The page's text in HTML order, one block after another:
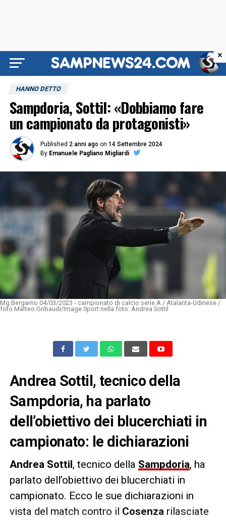
HANNO DETTO
Sampdoria, Sottil: «Dobbiamo fare
un campionato da protagonisti»
Published 2 anni ago on 14 Settembre 2024
By Emanuele Pagliano Migliardi
Mg Bergamo 04/03/2023 - campionato di calcio serie A / Atalanta-Udinese /
foto Matteo Gribaudi/Image Sport nella foto: Andrea Sottil
Andrea Sottil, tecnico della
Sampdoria, ha parlato
dell’obiettivo dei blucerchiati in
campionato: le dichiarazioni
Andrea Sottil, tecnico della Sampdoria, ha
parlato dell’obiettivo dei blucerchiati in
campionato. Ecco le sue dichiarazioni in
vista del match contro il Cosenzarilasciate
×